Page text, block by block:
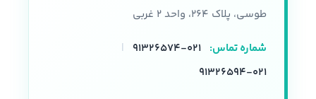
طوسی، پلاک ۲۶۴، واحد ۲ غربی
شماره تماس: ۰۲۱-۹۱۳۲۶۵۷۴
|
۰۲۱-۹۱۳۲۶۵۹۴